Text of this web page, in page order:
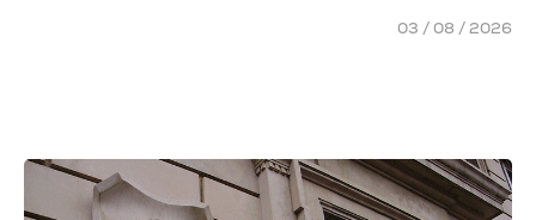
03 / 08 / 2026